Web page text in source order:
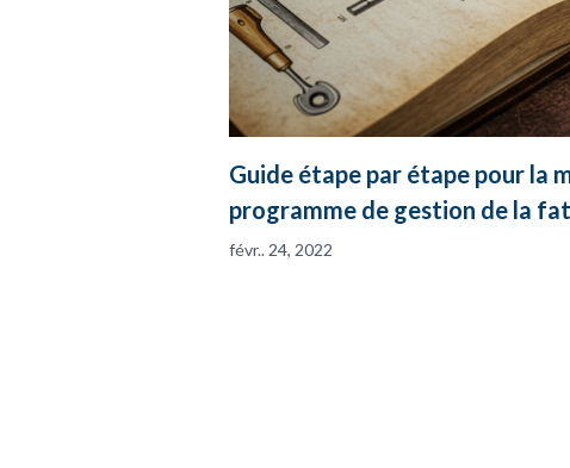
Guide étape par étape pour la
programme de gestion de la
févr.. 24, 2022